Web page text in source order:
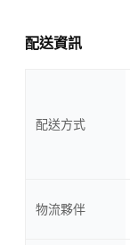
配送資訊
配送方式
物流夥伴